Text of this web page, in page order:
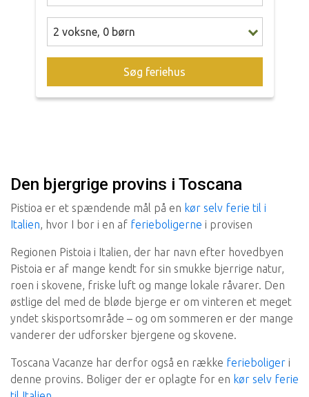
2 voksne, 0 børn
Søg feriehus
Den bjergrige provins i Toscana
Pistioa er et spændende mål på en kør selv ferie til i
Italien, hvor I bor i en af ferieboligerne i provisen
Regionen Pistoia i Italien, der har navn efter hovedbyen
Pistoia er af mange kendt for sin smukke bjerrige natur,
roen i skovene, friske luft og mange lokale råvarer. Den
østlige del med de bløde bjerge er om vinteren et meget
yndet skisportsområde – og om sommeren er der mange
vanderer der udforsker bjergene og skovene.
Toscana Vacanze har derfor også en række ferieboliger i
denne provins. Boliger der er oplagte for en kør selv ferie